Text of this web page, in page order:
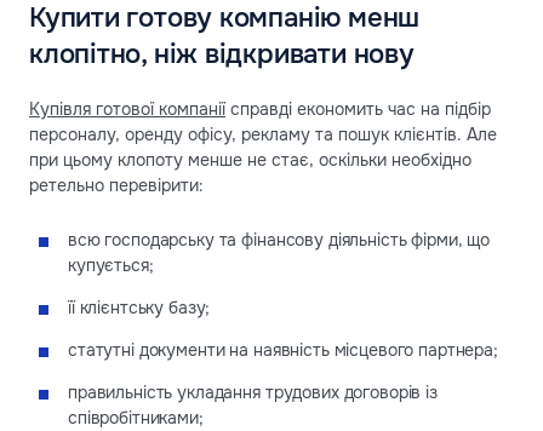
Купити готову компанію менш
клопітно, ніж відкривати нову
Купівля готової компаніїсправді економить час на підбір
персоналу, оренду офісу, рекламу та пошук клієнтів. Але
при цьому клопоту менше не стає, оскільки необхідно
ретельно перевірити:
всю господарську та фінансову діяльність фірми, що
купується;
її клієнтську базу;
статутні документи на наявність місцевого партнера;
правильність укладання трудових договорів із
співробітниками;